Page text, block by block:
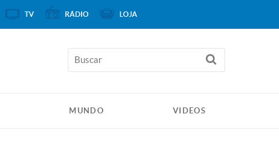
MUNDO VIDEOS
TV RÁDIO LOJA